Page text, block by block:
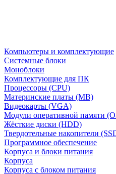
Компьютеры и комплектующие
Системные блоки
Моноблоки
Комплектующие для ПК
Процессоры (CPU)
Материнские платы (MB)
Видеокарты (VGA)
Модули оперативной памяти
Жёсткие диски (HDD)
Твердотельные накопители
Программное обеспечение
Корпуса и блоки питания
Корпуса
Корпуса с блоком питания